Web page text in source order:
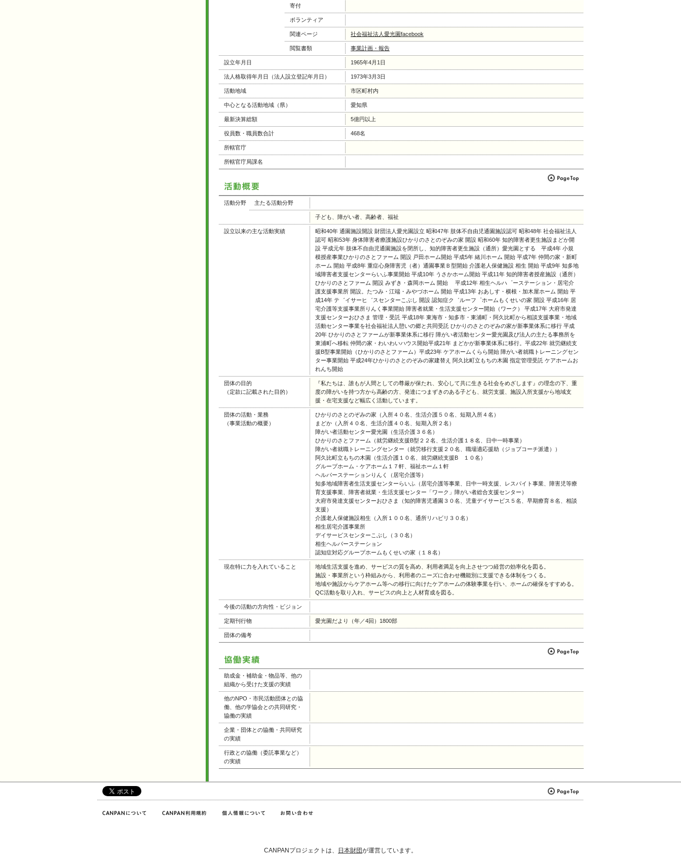
寄付
ボランティア
関連ページ 社会福祉法人愛光園facebook
閲覧書類 事業計画・報告
設立年月日 1965年4月1日
法人格取得年月日（法人設立登記年月日） 1973年3月3日
活動地域 市区町村内
中心となる活動地域（県） 愛知県
最新決算総額 5億円以上
役員数・職員数合計 468名
所轄官庁
所轄官庁局課名
活動分野 主たる活動分野
子ども、障がい者、高齢者、福祉
設立以来の主な活動実績
昭和40年 通園施設開設 財団法人愛光園設立 昭和47年 肢体不自由児通園施設認可 昭和48年 社会福祉法人
認可 昭和53年 身体障害者療護施設ひかりのさとのぞみの家 開設 昭和60年 知的障害者更生施設まどか開
設 平成元年 肢体不自由児通園施設を閉所し、知的障害者更生施設（通所）愛光園とする 平成4年 小規
模授産事業ひかりのさとファーム 開設 戸田ホーム開始 平成5年 緒川ホーム 開始 平成7年 仲間の家・新町
ホーム 開始 平成8年 重症心身障害児（者）通園事業Ｂ型開始 介護老人保健施設 相生 開始 平成9年 知多地
域障害者支援センターらいふ事業開始 平成10年 うさかホーム開始 平成11年 知的障害者授産施設（通所）
ひかりのさとファーム 開設 みずき・森岡ホーム 開始 平成12年 相生ヘルハ゜ーステーション・居宅介
護支援事業所 開設。たつみ・江端・みやづホーム 開始 平成13年 おあしす・横根・加木屋ホーム 開始 平
成14年 テ゛イサーヒ゛スセンターこぶし 開設 認知症ク゛ルーフ゜ホームもくせいの家 開設 平成16年 居
宅介護等支援事業所りんく事業開始 障害者就業・生活支援センター開始（ワーク） 平成17年 大府市発達
支援センターおひさま 管理・受託 平成18年 東海市・知多市・東浦町・阿久比町から相談支援事業・地域
活動センター事業を社会福祉法人憩いの郷と共同受託 ひかりのさとのぞみの家が新事業体系に移行 平成
20年 ひかりのさとファームが新事業体系に移行 障がい者活動センター愛光園及び法人の主たる事務所を
東浦町へ移転 仲間の家・わいわいハウス開始平成21年 まどかが新事業体系に移行。平成22年 就労継続支
援B型事業開始（ひかりのさとファーム）平成23年 ケアホームくらら開始 障がい者就職トレーニングセン
ター事業開始 平成24年ひかりのさとのぞみの家建替え 阿久比町立もちの木園 指定管理受託 ケアホームお
れんち開始
団体の目的
（定款に記載された目的）
『私たちは、誰もが人間としての尊厳が保たれ、安心して共に生きる社会をめざします』の理念の下、重
度の障がいを持つ方から高齢の方、発達につまずきのある子ども、就労支援、施設入所支援から地域支
援・在宅支援など幅広く活動しています。
団体の活動・業務
（事業活動の概要）
ひかりのさとのぞみの家（入所４０名、生活介護５０名、短期入所４名）
まどか（入所４０名、生活介護４０名、短期入所２名）
障がい者活動センター愛光園（生活介護３６名）
ひかりのさとファーム（就労継続支援B型２２名、生活介護１８名、日中一時事業）
障がい者就職トレーニングセンター（就労移行支援２０名、職場適応援助（ジョブコーチ派遣））
阿久比町立もちの木園（生活介護１０名、就労継続支援B １０名）
グループホーム・ケアホーム１７軒、福祉ホーム１軒
ヘルパーステーションりんく（居宅介護等）
知多地域障害者生活支援センターらいふ（居宅介護等事業、日中一時支援、レスパイト事業、障害児等療
育支援事業、障害者就業・生活支援センター「ワーク」障がい者総合支援センター）
大府市発達支援センターおひさま（知的障害児通園３０名、児童デイサービス５名、早期療育８名、相談
支援）
介護老人保健施設相生（入所１００名、通所リハビリ３０名）
相生居宅介護事業所
デイサービスセンターこぶし（３０名）
相生ヘルパーステーション
認知症対応グループホームもくせいの家（１８名）
現在特に力を入れていること
地域生活支援を進め、サービスの質を高め、利用者満足を向上させつつ経営の効率化を図る。
施設・事業所という枠組みから、利用者のニーズに合わせ機能別に支援できる体制をつくる。
地域や施設からケアホーム等への移行に向けたケアホームの体験事業を行い、ホームの確保をすすめる。
QC活動を取り入れ、サービスの向上と人材育成を図る。
今後の活動の方向性・ビジョン
定期刊行物 愛光園だより（年／4回）1800部
団体の備考
助成金・補助金・物品等、他の
組織から受けた支援の実績
他のNPO・市民活動団体との協
働、他の学協会との共同研究・
協働の実績
企業・団体との協働・共同研究
の実績
行政との協働（委託事業など）
の実績
CANPANプロジェクトは、 日本財団が運営しています。